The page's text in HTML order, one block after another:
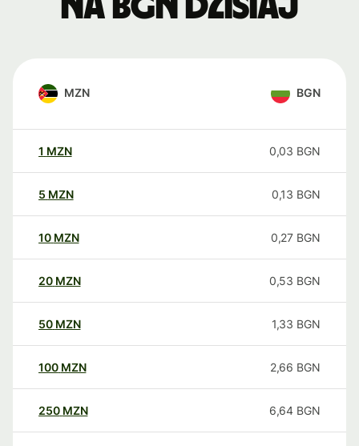
MZN BGN
1 MZN 0,03 BGN
5 MZN 0,13 BGN
10 MZN 0,27 BGN
20 MZN 0,53 BGN
50 MZN 1,33 BGN
100 MZN 2,66 BGN
250 MZN 6,64 BGN